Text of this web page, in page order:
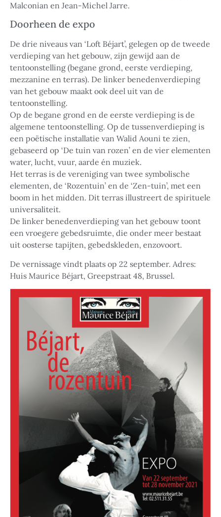
Malconian en Jean-Michel Jarre.
Doorheen de expo
De drie niveaus van ‘Loft Béjart’, gelegen op de tweede
verdieping van het gebouw, zijn gewijd aan de
tentoonstelling (begane grond, eerste verdieping,
mezzanine en terras). De linker benedenverdieping
van het gebouw maakt ook deel uit van de
tentoonstelling.
Op de begane grond en de eerste verdieping is de
algemene tentoonstelling. Op de tussenverdieping is
een poëtische installatie van Walid Aouni te zien,
gebaseerd op ‘De tuin van rozen’ en de vier elementen
water, lucht, vuur, aarde én muziek.
Het terras is de vereniging van twee symbolische
elementen, de ‘Rozentuin’ en de ‘Zen-tuin’, met een
boom in het midden. Dit terras illustreert de spirituele
universaliteit.
De linker benedenverdieping van het gebouw toont
een vroegere gebedsruimte, die onder meer bestaat
uit oosterse tapijten, gebedskleden, enzovoort.
De vernissage vindt plaats op 22 september. Adres:
Huis Maurice Béjart, Greepstraat 48, Brussel.